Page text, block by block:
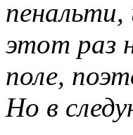
этот раз
поле,
Но в